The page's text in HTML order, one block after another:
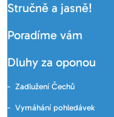
Stručně a jasně!
Poradíme vám
Dluhy za oponou
Zadlužení Čechů
Vymáhání pohledávek